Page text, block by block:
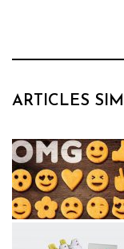
ARTICLES